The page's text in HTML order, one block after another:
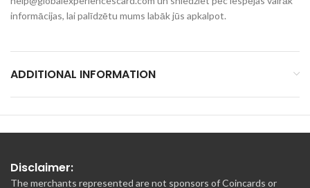
informācijas, lai palīdzētu mums labāk jūs apkalpot.
ADDITIONAL INFORMATION
Disclaimer:
The merchants represented are not sponsors of Coincards or